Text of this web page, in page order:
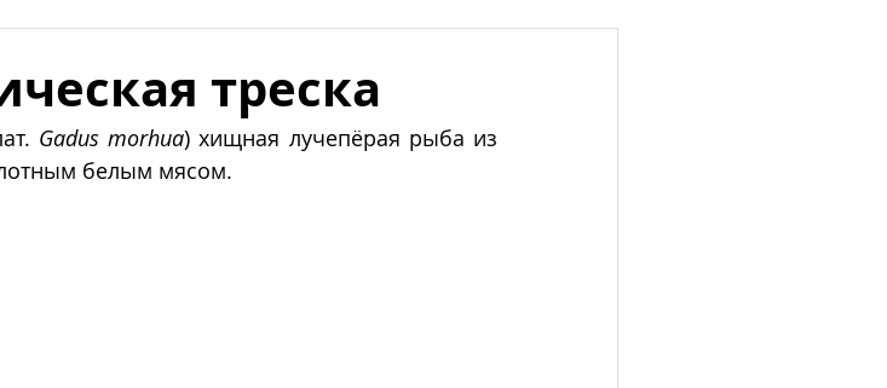
треска
Gadus morhua) хищная лучепëрая рыба из
белым мясом.